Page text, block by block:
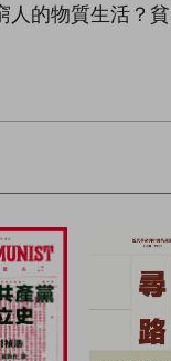
的物質生活？